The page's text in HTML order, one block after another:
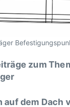
zum
dem Dach